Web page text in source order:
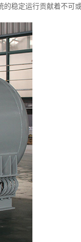
的稳定运行贡献着不可